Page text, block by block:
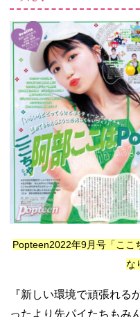
Popteen2022年9月号「ここ
な
『新しい環境で頑張れ
ったより先パイたちもみ